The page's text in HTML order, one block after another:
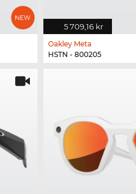
5 709,16 kr
Oakley Meta
HSTN - 800205